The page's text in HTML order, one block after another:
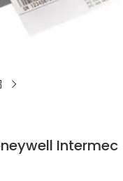
Intermec